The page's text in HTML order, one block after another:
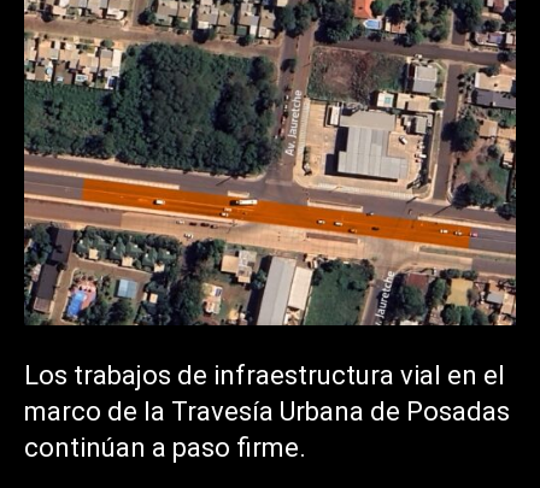
Los trabajos de infraestructura vial en el
marco de la Travesía Urbana de Posadas
continúan a paso firme.